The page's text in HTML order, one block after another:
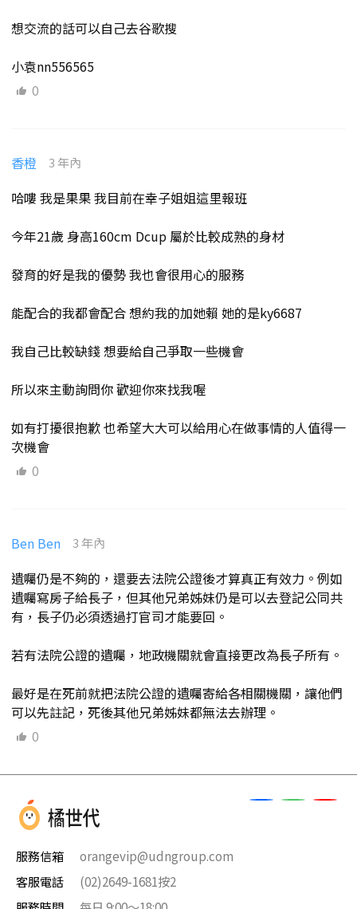
想交流的話可以自己去谷歌搜
小袁nn556565
0
香橙 3 年內
哈嘍 我是果果 我目前在幸子姐姐這里報班
今年21歲 身高160cm Dcup 屬於比較成熟的身材
發育的好是我的優勢 我也會很用心的服務
能配合的我都會配合 想約我的加她賴 她的是ky6687
我自己比較缺錢 想要給自己爭取一些機會
所以來主動詢問你 歡迎你來找我喔
如有打擾很抱歉 也希望大大可以給用心在做事情的人值得一
次機會
0
Ben Ben 3 年內
遺囑仍是不夠的，還要去法院公證後才算真正有效力。例如
遺囑寫房子給長子，但其他兄弟姊妹仍是可以去登記公同共
有，長子仍必須透過打官司才能要回。
若有法院公證的遺囑，地政機關就會直接更改為長子所有。
最好是在死前就把法院公證的遺囑寄給各相關機關，讓他們
可以先註記，死後其他兄弟姊妹都無法去辦理。
0
服務信箱
orangevip@udngroup.com
客服電話
(02)2649-1681按2